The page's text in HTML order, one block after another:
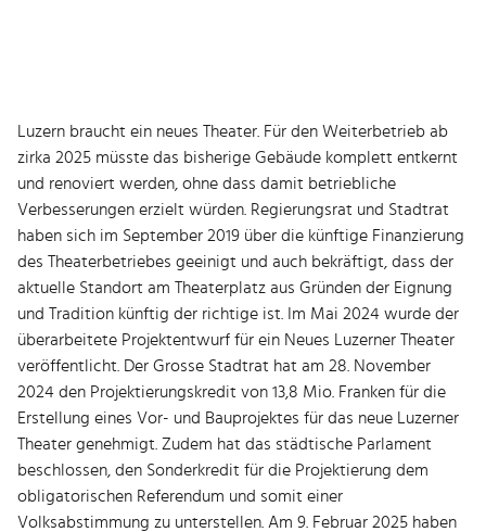
Luzern braucht ein neues Theater. Für den Weiterbetrieb ab
zirka 2025 müsste das bisherige Gebäude komplett entkernt
und renoviert werden, ohne dass damit betriebliche
Verbesserungen erzielt würden. Regierungsrat und Stadtrat
haben sich im September 2019 über die künftige Finanzierung
des Theaterbetriebes geeinigt und auch bekräftigt, dass der
aktuelle Standort am Theaterplatz aus Gründen der Eignung
und Tradition künftig der richtige ist. Im Mai 2024 wurde der
überarbeitete Projektentwurf für ein Neues Luzerner Theater
veröffentlicht. Der Grosse Stadtrat hat am 28. November
2024 den Projektierungskredit von 13,8 Mio. Franken für die
Erstellung eines Vor- und Bauprojektes für das neue Luzerner
Theater genehmigt. Zudem hat das städtische Parlament
beschlossen, den Sonderkredit für die Projektierung dem
obligatorischen Referendum und somit einer
Volksabstimmung zu unterstellen. Am 9. Februar 2025 haben